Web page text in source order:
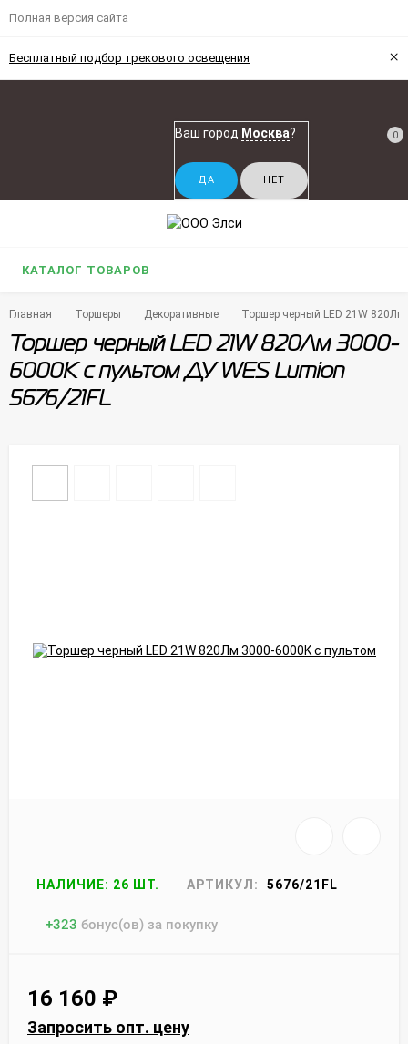
Полная версия сайта
Бесплатный подбор трекового освещения ×
Ваш город Москва? 0
КАТАЛОГ ТОВАРОВ
Главная Торшеры Декоративные Торшер черный LED 21W
Торшер черный LED 21W 820Лм 3000-
6000K с пультом ДУ WES Lumion
5676/21FL
НАЛИЧИЕ: 26 ШТ. АРТИКУЛ: 5676/21FL
+323 бонус(ов) за покупку
16 160 ₽
Запросить опт. цену